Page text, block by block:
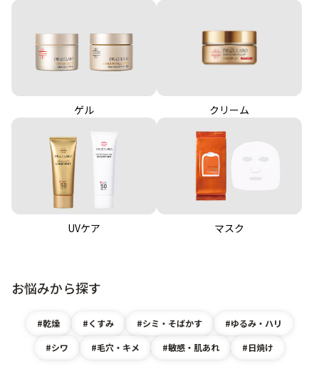
ゲル クリーム
UVケア マスク
お悩みから探す
乾燥 くすみ シミ・そばかす
ゆるみ・ハリ
シワ
毛穴・キメ 敏感・肌あれ 日焼け